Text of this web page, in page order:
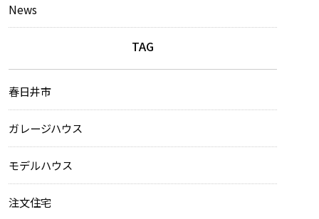
News
TAG
春日井市
ガレージハウス
モデルハウス
注文住宅